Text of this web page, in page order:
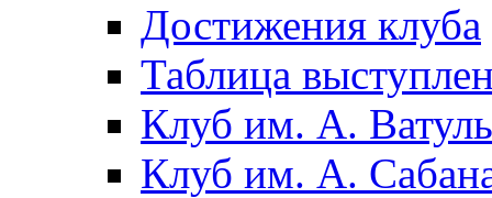
Достижения клуба
Таблица
Клуб им. А.
Клуб им. А.